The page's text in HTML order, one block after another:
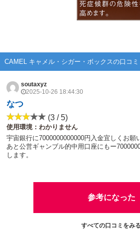
CAMEL キャメル・シガー・ボックスの口コミ
soutaxyz
2025-10-26 18:44:30
なつ
(3 / 5)
使用環境：わかりません
宇宙銀行に7000000000000円入金宜しくお願
あと公営ギャンブル的中用口座にもー
します。
参考になった
すべての口コミをみる